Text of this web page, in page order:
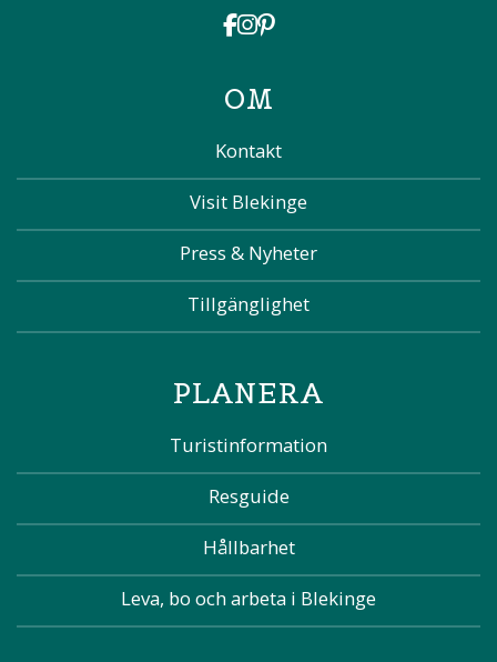
OM
Kontakt
Visit Blekinge
Press & Nyheter
Tillgänglighet
PLANERA
Turistinformation
Resguide
Hållbarhet
Leva, bo och arbeta i Blekinge